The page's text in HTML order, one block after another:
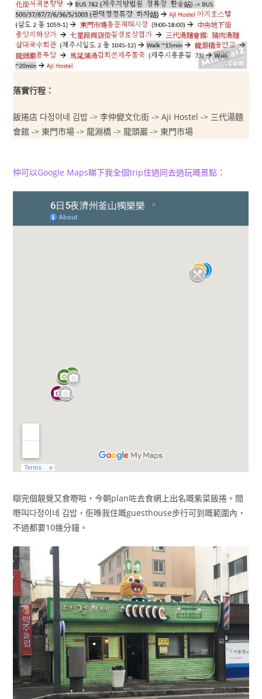
落實行程：
飯捲店 다정이네 김밥 -> 李仲變文化街 -> Aji Hostel -> 三代湯麵
會館 -> 東門市場 -> 龍淵橋 -> 龍頭巖 -> 東門市場
仲可以Google Maps睇下我全個trip住過同去過玩嘅景點：
瞓完個靚覺又食嘢啦，今朝plan咗去食網上出名嘅紫菜飯捲。間
嘢叫다정이네 김밥，佢喺我住嘅guesthouse步行可到嘅範圍內，
不過都要10幾分鐘。